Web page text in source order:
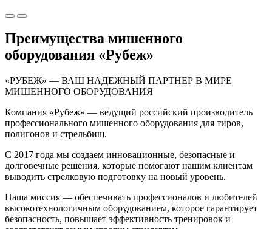
Преимущества мишенного
оборудования «Рубеж»
«РУБЕЖ» — ВАШ НАДЕЖНЫЙ ПАРТНЕР В МИРЕ
МИШЕННОГО ОБОРУДОВАНИЯ
Компания «Рубеж» — ведущий российский производитель
профессионального мишенного оборудования для тиров,
полигонов и стрельбищ.
С 2017 года мы создаем инновационные, безопасные и
долговечные решения, которые помогают нашим клиентам
выводить стрелковую подготовку на новый уровень.
Наша миссия — обеспечивать профессионалов и любителей
высокотехнологичным оборудованием, которое гарантирует
безопасность, повышает эффективность тренировок и